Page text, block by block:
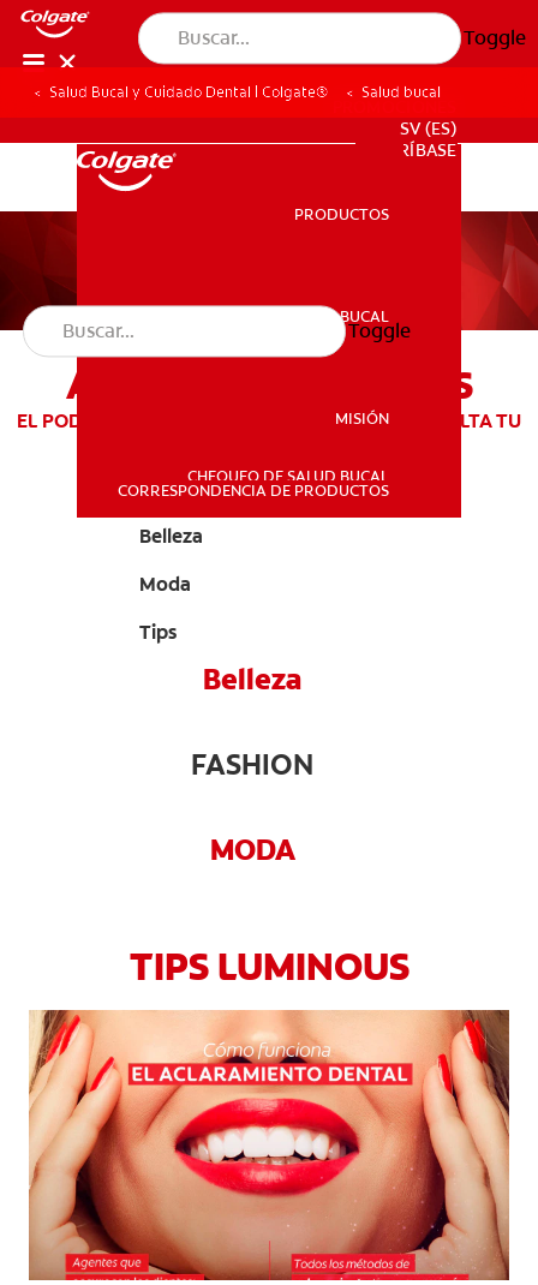
Toggle
SALUD BUCAL
SV (ES)
SUSCRÍBASE
PRODUCTOS
SALUD BUCAL
MISIÓN
CHEQUEO DE SALUD BUCAL
CORRESPONDENCIA DE PRODUCTOS
Toggle
Salud Bucal y Cuidado Dental | Colgate® Salud bucal
ARTÍCULOS LUMINOUS
EL PODER DE TU SONRISA TE HACE ÚNICA Y RESALTA TU
Belleza
Moda
Tips
Belleza
FASHION
MODA
TIPS LUMINOUS